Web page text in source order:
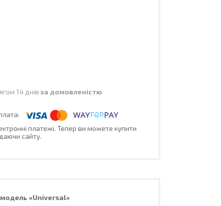
14 днів за домовленістю
платежі. Тепер ви можете купити
сайту.
«Universal»